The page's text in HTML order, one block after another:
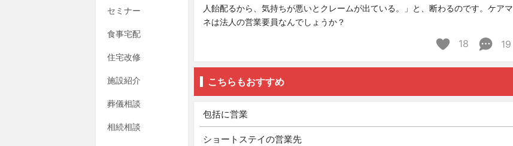
セミナー
食事宅配
住宅改修
施設紹介
葬儀相談
相続相談
人飴配るから、気持ちが悪いとクレームが出ている。」と、断わるのです。ケアマ
ネは法人の営業要員なんでしょうか？
18 19
こちらもおすすめ
包括に営業
ショートステイの営業先